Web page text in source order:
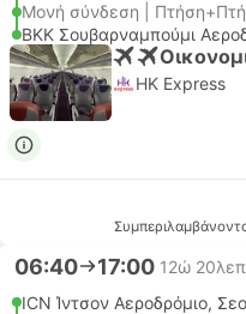
Μονή σύνδεση |
BKK Σουβαρναμπούμι
HK Express
06:40 17:00 12ώ
ICN Ίντσον Αεροδρόμιο,